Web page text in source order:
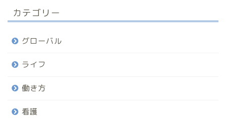
カテゴリー
グローバル
ライフ
働き方
看護